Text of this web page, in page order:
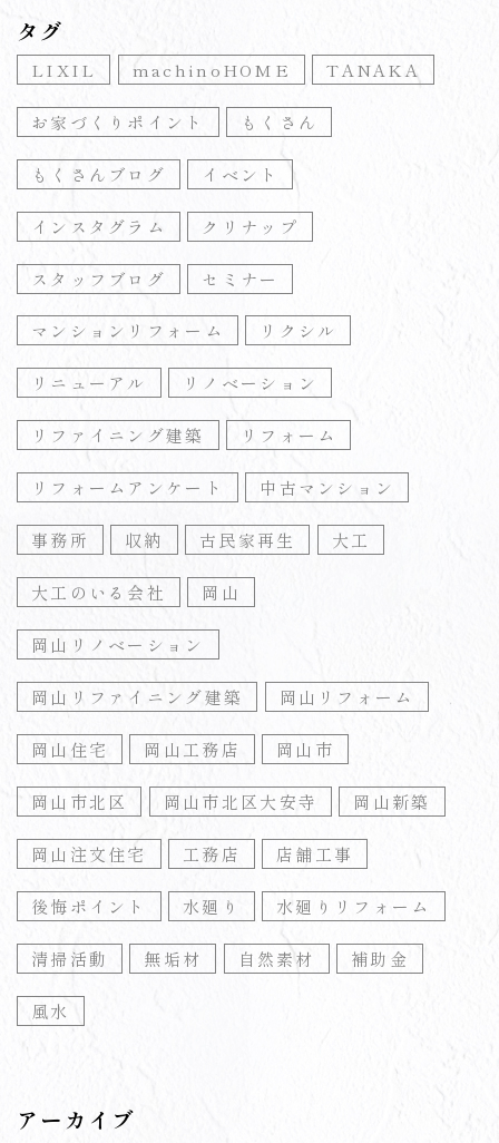
タグ
LIXIL machinoHOME TANAKA
お家づくりポイント もくさん
もくさんブログ イベント
インスタグラム クリナップ
スタッフブログ セミナー
マンションリフォーム リクシル
リニューアル リノベーション
リファイニング建築 リフォーム
リフォームアンケート 中古マンション
事務所 収納 古民家再生 大工
大工のいる会社 岡山
岡山リノベーション
岡山リファイニング建築 岡山リフォーム
岡山住宅 岡山工務店 岡山市
岡山市北区 岡山市北区大安寺 岡山新築
岡山注文住宅 工務店 店舗工事
後悔ポイント 水廻り 水廻りリフォーム
清掃活動 無垢材 自然素材 補助金
風水
アーカイブ